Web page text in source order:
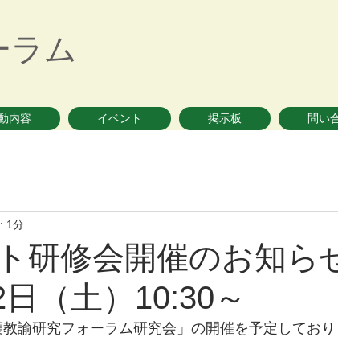
ラム
内容 イベント 掲示板 問い
研修会開催のお知ら
（土）10:30～
1分
諭研究フォーラム研究会」の開催を予定しており